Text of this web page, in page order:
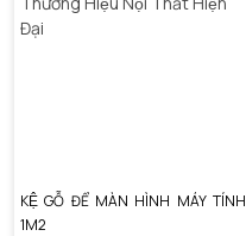
KỆ GỖ ĐỂ MÀN HÌNH MÁY TÍNH
1M2